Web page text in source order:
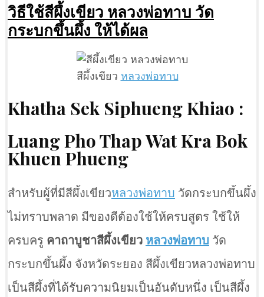
วิธีใช้สีผึ้งเขียว หลวงพ่อทาบ วัด
กระบกขึ้นผึ้ง ให้ได้ผล
สีผึ้งเขียว หลวงพ่อทาบ
Khatha Sek Siphueng Khiao :
Luang Pho Thap Wat Kra Bok
Khuen Phueng
สำหรับผู้ที่มีสีผึ้งเขียวหลวงพ่อทาบ วัดกระบกขึ้นผึ้ง
ไม่ทราบพลาด มีของดีต้องใช้ให้ครบสูตร ใช้ให้
ครบครู คาถาบูชาสีผึ้งเขียว หลวงพ่อทาบ วัด
กระบกขึ้นผึ้ง จังหวัดระยอง สีผึ้งเขียวหลวงพ่อทาบ
เป็นสีผึ้งที่ได้รับความนิยมเป็นอันดับหนึ่ง เป็นสีผึ้ง